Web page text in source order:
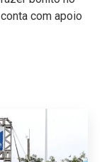
com apoio